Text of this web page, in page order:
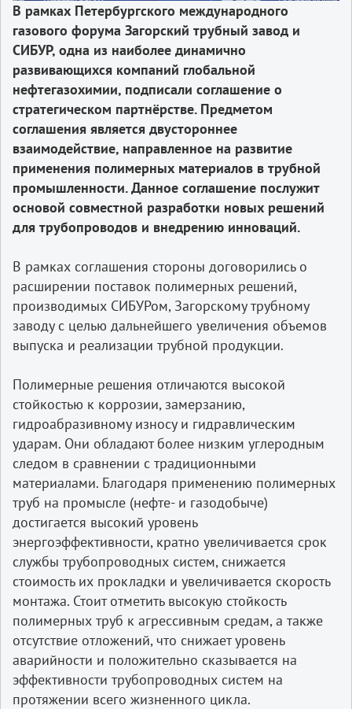
В рамках Петербургского международного
газового форума Загорский трубный завод и
СИБУР, одна из наиболее динамично
развивающихся компаний глобальной
нефтегазохимии, подписали соглашение о
стратегическом партнёрстве. Предметом
соглашения является двустороннее
взаимодействие, направленное на развитие
применения полимерных материалов в трубной
промышленности. Данное соглашение послужит
основой совместной разработки новых решений
для трубопроводов и внедрению инноваций.
В рамках соглашения стороны договорились о
расширении поставок полимерных решений,
производимых СИБУРом, Загорскому трубному
заводу с целью дальнейшего увеличения объемов
выпуска и реализации трубной продукции.
Полимерные решения отличаются высокой
стойкостью к коррозии, замерзанию,
гидроабразивному износу и гидравлическим
ударам. Они обладают более низким углеродным
следом в сравнении с традиционными
материалами. Благодаря применению полимерных
труб на промысле (нефте- и газодобыче)
достигается высокий уровень
энергоэффективности, кратно увеличивается срок
службы трубопроводных систем, снижается
стоимость их прокладки и увеличивается скорость
монтажа. Стоит отметить высокую стойкость
полимерных труб к агрессивным средам, а также
отсутствие отложений, что снижает уровень
аварийности и положительно сказывается на
эффективности трубопроводных систем на
протяжении всего жизненного цикла.